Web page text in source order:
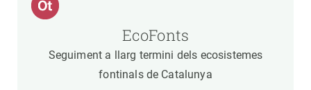
EcoFonts
Seguiment a llarg termini dels ecosistemes
fontinals de Catalunya